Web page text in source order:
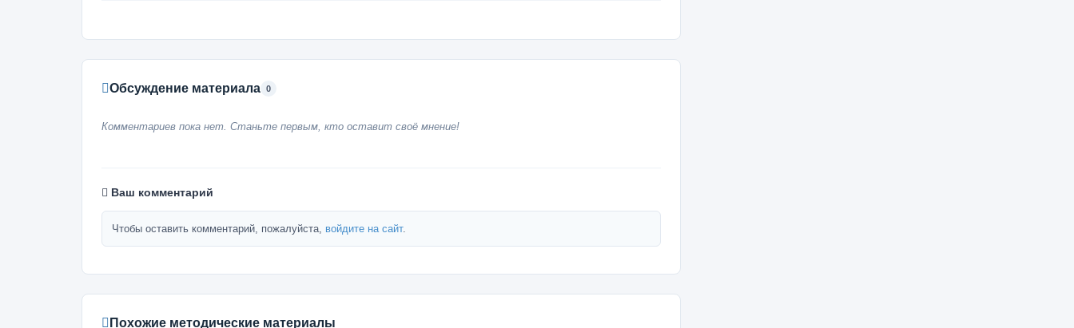
Обсуждение материала 0
Комментариев пока нет. Станьте первым, кто оставит своё мнение!
Ваш комментарий
Чтобы оставить комментарий, пожалуйста, войдите на сайт.
Похожие методические материалы